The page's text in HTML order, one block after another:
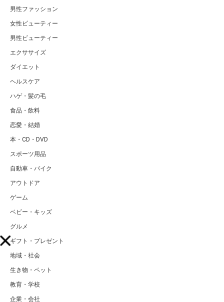
男性ファッション
女性ビューティー
男性ビューティー
エクササイズ
ダイエット
ヘルスケア
ハゲ・髪の毛
食品・飲料
恋愛・結婚
本・CD・DVD
スポーツ用品
自動車・バイク
アウトドア
ゲーム
ベビー・キッズ
グルメ
ギフト・プレゼント
地域・社会
生き物・ペット
教育・学校
企業・会社